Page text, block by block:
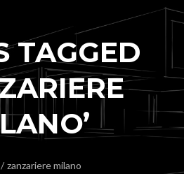
TAGGED
/ zanzariere milano